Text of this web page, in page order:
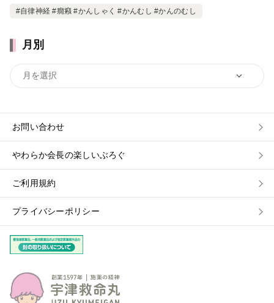
#自律神経 #癇癪 #かんしゃく #かんむし #かんのむし
月別
お問い合わせ
やわらか会長の楽しいぶろぐ
ご利用規約
プライバシーポリシー